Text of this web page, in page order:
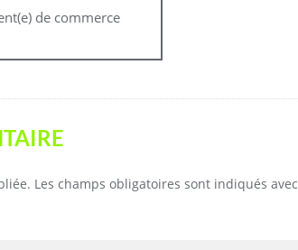
de commerce
Les champs obligatoires sont indiqués avec